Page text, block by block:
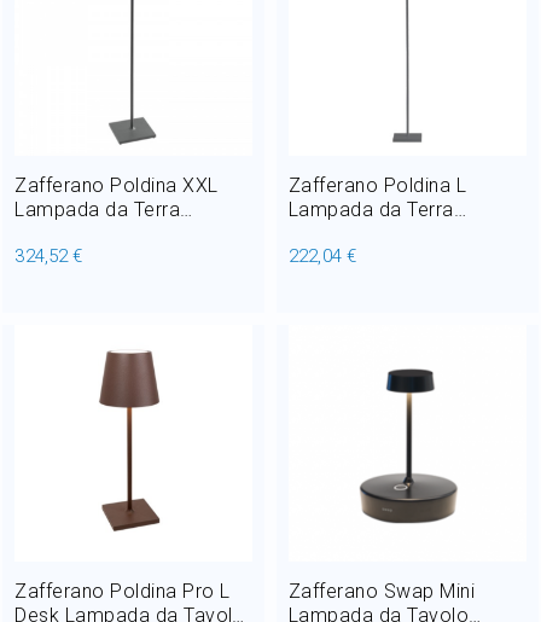
Outlet
Il mio Account
Zafferano Poldina XXL
Lampada da Terra
150 cm
324,52 €
Zafferano Poldina L
Lampada da Terra
122 cm
222,04 €
Zafferano Poldina Pro L
Desk Lampada da Tavolo
Zafferano Swap Mini
Lampada da Tavolo